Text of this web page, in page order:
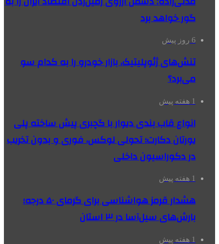
گور خواهد برد
6 روز پیش
تنش‌های ژئوپلیتیک، بازار خودرو را به کدام سو
می‌برد؟
1 هفته پیش
انواع قاب بندی دیوار با گچبری پیش ساخته پلی
یورتان دکارت؛ تحولی لوکس، فوری و بدون تخریب
در دکوراسیون داخلی
1 هفته پیش
هشدار قرمز هواشناسی برای گرمای ۵۰ درجه؛
بارش‌های سیل‌آسا در ۳ استان
1 هفته پیش